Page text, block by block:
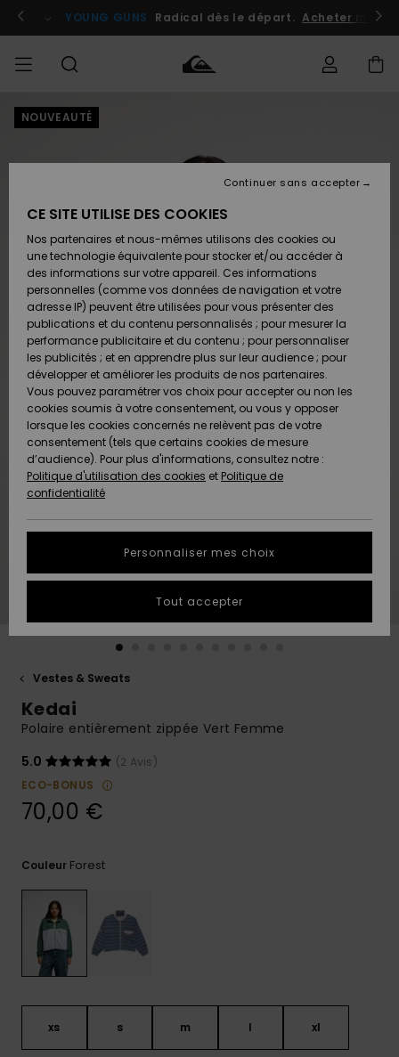
l'information
le
Se connecter / s'inscrire
YOUNG GUNS Radical dès le départ. Acheter
HOMME
Chaussures
& Tongs
Surf
Snow
Nouveautés
A
Découvrir
Chaussures
& Tongs
Surf
Snow
Nouveautés
A
Découvrir
FEMME
A
Découvrir
Snow
SURF
Homme
Surf
Shop
Enfant
Highlights
Communauté
SNOW
Homme
Snow
Shop
Enfant
Snow
Shop
Femme
A
Découvrir
Communauté
OUTLET
Enfant
Outlet
Femme
AIDE &
CONTACT
Retours
Paiement
Carte
Cadeau
Quiksilver
Freedom
Protection
des
tailles
obtenir la
à votre
question.
Démarrer
fréquentes
et notre
formulaire
la FAQ
MAGASINS
QUIKSILVER
NOUVEAUTÉ
Vestes & Sweats
Kedai
Polaire entièrement zippée Vert Femme
5.0
(2 Avis)
ECO-BONUS
70,00 €
Couleur Forest
xs s m l xl
CE SITE UTILISE DES COOKIES
Nos partenaires et nous-mêmes utilisons des cookies ou
une technologie équivalente pour stocker et/ou accéder à
des informations sur votre appareil. Ces informations
personnelles (comme vos données de navigation et votre
adresse IP) peuvent être utilisées pour vous présenter des
publications et du contenu personnalisés ; pour mesurer la
performance publicitaire et du contenu ; pour personnaliser
les publicités ; et en apprendre plus sur leur audience ; pour
développer et améliorer les produits de nos partenaires.
Vous pouvez paramétrer vos choix pour accepter ou non les
cookies soumis à votre consentement, ou vous y opposer
lorsque les cookies concernés ne relèvent pas de votre
consentement (tels que certains cookies de mesure
d’audience). Pour plus d'informations, consultez notre :
Politique d'utilisation des cookies et Politique de
confidentialité
Personnaliser mes choix
Continuer sans accepter
Tout accepter